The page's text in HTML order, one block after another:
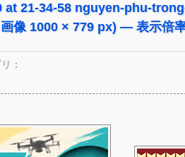
at 21-34-58 nguyen-phu-
像 1000 × 779 px) — 表示倍
：